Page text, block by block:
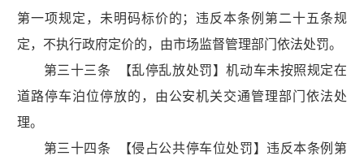
第一项规定，未明码标价的；违反本条例第二十五条规
定，不执行政府定价的，由市场监督管理部门依法处罚。
第三十三条 【乱停乱放处罚】机动车未按照规定在
道路停车泊位停放的，由公安机关交通管理部门依法处
理。
第三十四条 【侵占公共停车位处罚】违反本条例第